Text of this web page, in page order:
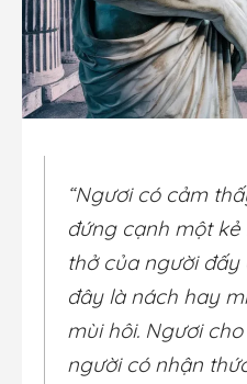
“Ngươi có cảm
đứng cạnh một
thở của người đấy
đây là nách hay
mùi hôi. Ngươi
người có nhận